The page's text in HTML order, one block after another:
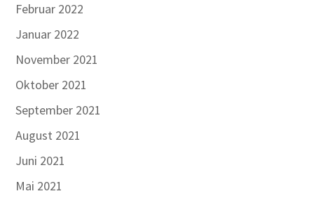
Februar 2022
Januar 2022
November 2021
Oktober 2021
September 2021
August 2021
Juni 2021
Mai 2021